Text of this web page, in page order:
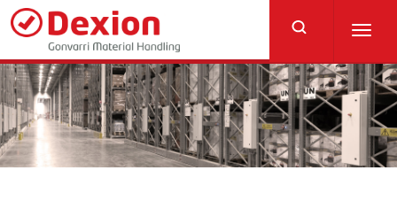
Skip
main
content